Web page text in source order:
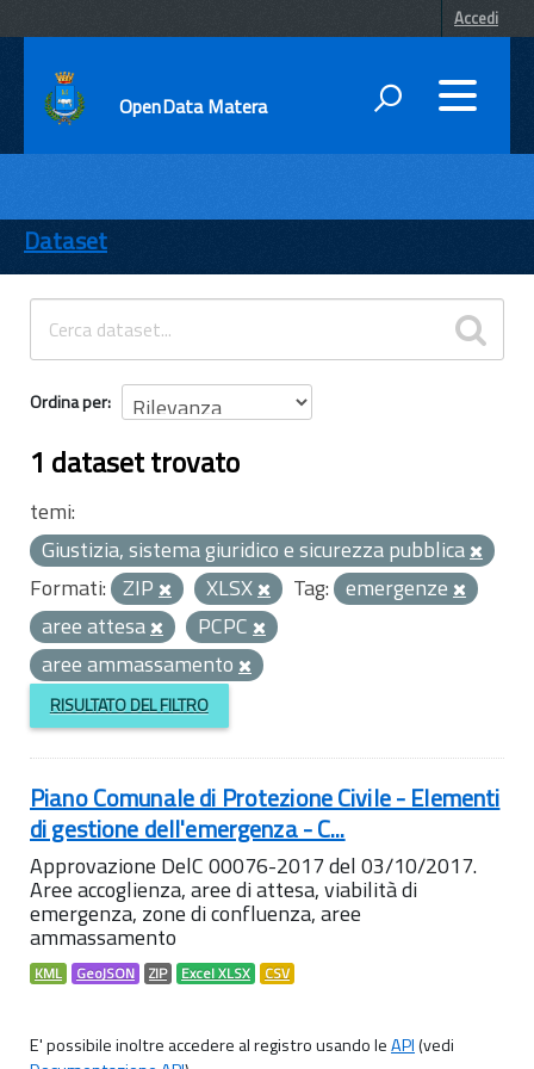
Accedi
OpenData Matera
ENTI
TEMI
INFORMAZIONI
Dataset
Ordina per
1 dataset trovato
temi:
Giustizia, sistema giuridico e sicurezza pubblica
Formati: ZIP XLSX Tag: emergenze
aree attesa
PCPC
aree ammassamento
RISULTATO DEL FILTRO
Piano Comunale di Protezione Civile - Elementi
di gestione dell'emergenza - C...
Approvazione DelC 00076-2017 del 03/10/2017.
Aree accoglienza, aree di attesa, viabilità di
emergenza, zone di confluenza, aree
ammassamento
KML GeoJSON ZIP Excel XLSX CSV
E' possibile inoltre accedere al registro usando leAPI(vedi